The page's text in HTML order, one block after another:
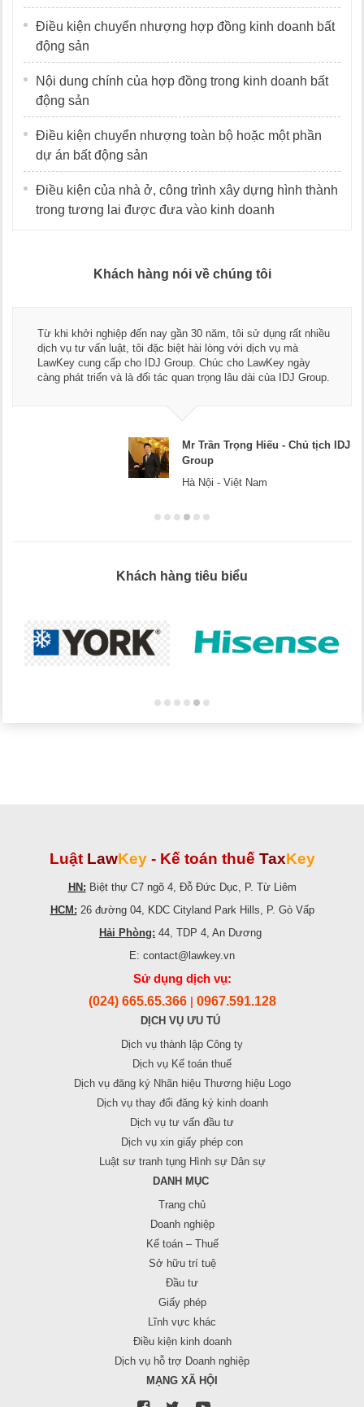
Điều kiện chuyển nhượng hợp đồng kinh doanh bất
động sản
Nội dung chính của hợp đồng trong kinh doanh bất
động sản
Điều kiện chuyển nhượng toàn bộ hoặc một phần
dự án bất động sản
Điều kiện của nhà ở, công trình xây dựng hình thành
trong tương lai được đưa vào kinh doanh
Khách hàng nói về chúng tôi
nghiệp đến nay gần 30 năm, tôi sử dụng rất nhiều
vấn luật, tôi đặc biệt hài lòng với dịch vụ mà
cấp cho IDJ Group. Chúc cho LawKey ngày
triển và là đối tác quan trọng lâu dài của IDJ Group.
Mr Trần Trọng Hiếu - Chủ tịch IDJ
Group
Hà Nội - Việt Nam
Thay
Chúc
Khách hàng tiêu biểu
Luật LawKey - Kế toán thuế TaxKey
HN: Biệt thự C7 ngõ 4, Đỗ Đức Dục, P. Từ Liêm
HCM: 26 đường 04, KDC Cityland Park Hills, P. Gò Vấp
Hải Phòng: 44, TDP 4, An Dương
E: contact@lawkey.vn
Sử dụng dịch vụ:
(024) 665.65.366 0967.591.128
DỊCH VỤ ƯU TÚ
Dịch vụ thành lập Công ty
Dịch vụ Kế toán thuế
Dịch vụ đăng ký Nhãn hiệu Thương hiệu Logo
Dịch vụ thay đổi đăng ký kinh doanh
Dịch vụ tư vấn đầu tư
Dịch vụ xin giấy phép con
Luật sư tranh tụng Hình sự Dân sự
DANH MỤC
Trang chủ
Doanh nghiệp
Kế toán – Thuế
Sở hữu trí tuệ
Đầu tư
Giấy phép
Lĩnh vực khác
Điều kiện kinh doanh
Dịch vụ hỗ trợ Doanh nghiệp
MẠNG XÃ HỘI